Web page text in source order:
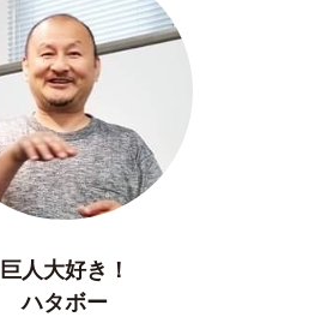
巨人大好き！
ハタボー